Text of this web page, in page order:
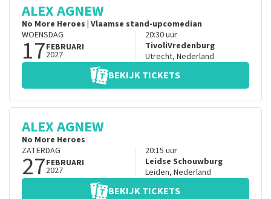
ALEX AGNEW
No More Heroes | Vlaamse stand-upcomedian
WOENSDAG
17FEBRUARI
2027
20:30uur
TivoliVredenburg
Utrecht, Nederland
BEKIJK TICKETS
ALEX AGNEW
No More Heroes
ZATERDAG
27FEBRUARI
2027
20:15 uur
Leidse Schouwburg
Leiden, Nederland
BEKIJK TICKETS